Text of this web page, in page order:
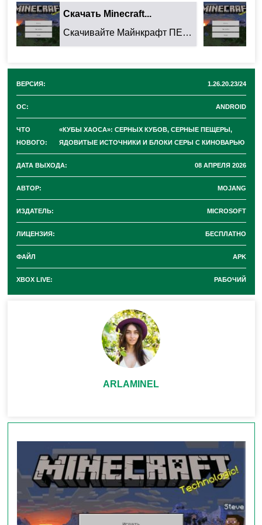
2 2026), посвящённое сере, ядовитым газам и новым
агрессивным созданиям
. Главная цель обновления
добавить в игру опасные, но интересные для
Серный куб — прожорливый моб в
Minecraft PE 1.26.20.23/24
серных пещерах. Его ключевая особенность —
способностьпоедать блоки. При этом внешний вид
куба меняется в зависимости от того, какой блок он
съел. Разработчики намеренно не раскрыли всех
деталей, предложив игрокам самостоятельно
Серные источники в Minecraft PE
Скачать Minecraft...
Скачивайте Майнкрафт ПЕ 26.32.02 для Android: ...
ВЕРСИЯ: 1.26.20.23/24
ОС: ANDROID
ЧТО
НОВОГО:
«КУБЫ ХАОСА»: СЕРНЫХ КУБОВ, СЕРНЫЕ ПЕЩЕРЫ,
ЯДОВИТЫЕ ИСТОЧНИКИ И БЛОКИ СЕРЫ С КИНОВАРЬЮ
ДАТА ВЫХОДА: 08 АПРЕЛЯ 2026
АВТОР: MOJANG
ИЗДАТЕЛЬ: MICROSOFT
ЛИЦЕНЗИЯ: БЕСПЛАТНО
ФАЙЛ APK
XBOX LIVE: РАБОЧИЙ
ARLAMINEL